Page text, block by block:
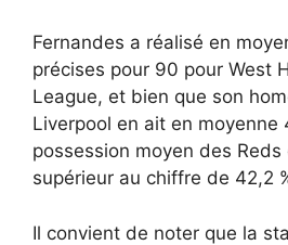
Fernandes a réalisé en
précises pour 90 pour West
League, et bien que son
Liverpool en ait en moyenne
possession moyen des
supérieur au chiffre de 42,2
Il convient de noter que la